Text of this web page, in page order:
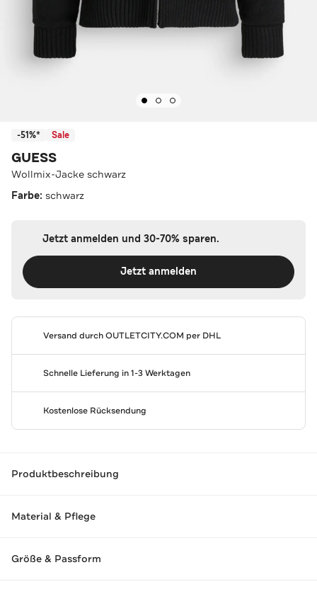
-51%* Sale
GUESS
Wollmix-Jacke schwarz
Farbe: schwarz
Jetzt anmelden und 30-70% sparen.
Jetzt anmelden
Versand durchOUTLETCITY.COM per DHL
Schnelle Lieferung in 1-3 Werktagen
Kostenlose Rücksendung
Produktbeschreibung
Material & Pflege
Größe & Passform